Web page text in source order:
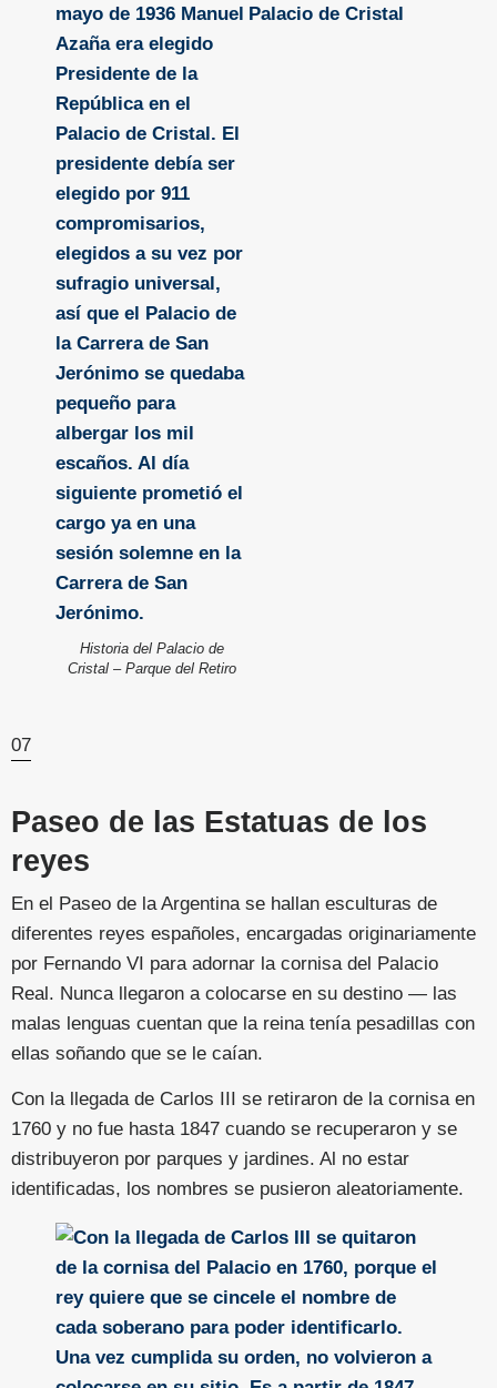
Historia del Palacio de
Cristal – Parque del Retiro
07
Paseo de las Estatuas de los
reyes
En el Paseo de la Argentina se hallan esculturas de
diferentes reyes españoles, encargadas originariamente
por Fernando VI para adornar la cornisa del Palacio
Real. Nunca llegaron a colocarse en su destino — las
malas lenguas cuentan que la reina tenía pesadillas con
ellas soñando que se le caían.
Con la llegada de Carlos III se retiraron de la cornisa en
1760 y no fue hasta 1847 cuando se recuperaron y se
distribuyeron por parques y jardines. Al no estar
identificadas, los nombres se pusieron aleatoriamente.